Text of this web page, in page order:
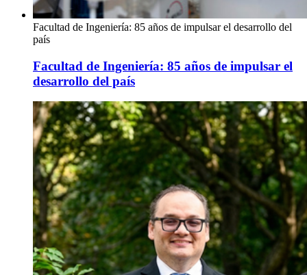
Facultad de Ingeniería: 85 años de impulsar el desarrollo del
país
Facultad de Ingeniería: 85 años de impulsar el
desarrollo del país